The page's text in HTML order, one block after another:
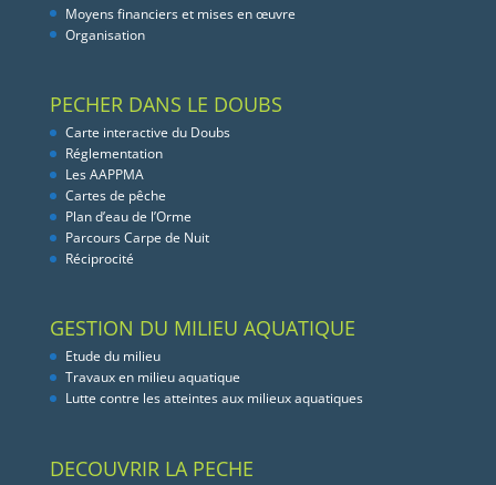
Moyens financiers et mises en œuvre
Organisation
PECHER DANS LE DOUBS
Carte interactive du Doubs
Réglementation
Les AAPPMA
Cartes de pêche
Plan d’eau de l’Orme
Parcours Carpe de Nuit
Réciprocité
GESTION DU MILIEU AQUATIQUE
Etude du milieu
Travaux en milieu aquatique
Lutte contre les atteintes aux milieux aquatiques
DECOUVRIR LA PECHE